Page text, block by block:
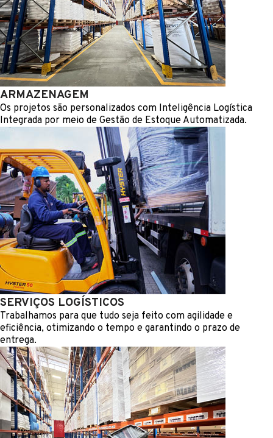
ARMAZENAGEM
Os projetos são personalizados com Inteligência Logística
Integrada por meio de Gestão de Estoque Automatizada.
SERVIÇOS LOGÍSTICOS
Trabalhamos para que tudo seja feito com agilidade e
eficiência, otimizando o tempo e garantindo o prazo de
entrega.